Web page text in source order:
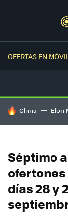
OFERTAS EN
HOY SE HABLA
China Elon
Séptimo
días 28 y